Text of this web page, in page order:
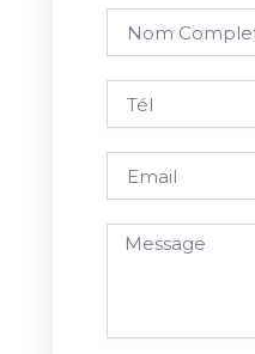
complet
Message